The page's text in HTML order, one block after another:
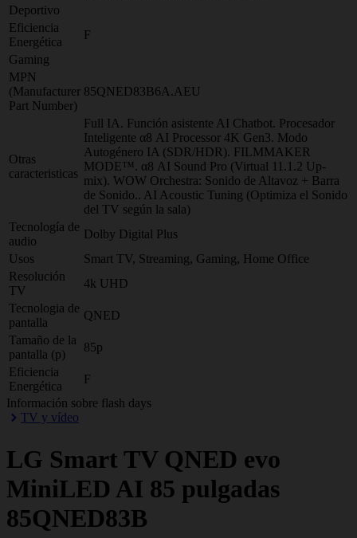
Deportivo
Eficiencia
Energética
F
Gaming
MPN
(Manufacturer
Part Number)
85QNED83B6A.AEU
Otras
caracteristicas
Full IA. Función asistente AI Chatbot. Procesador
Inteligente α8 AI Processor 4K Gen3. Modo
Autogénero IA (SDR/HDR). FILMMAKER
MODE™. α8 AI Sound Pro (Virtual 11.1.2 Up-
mix). WOW Orchestra: Sonido de Altavoz + Barra
de Sonido.. AI Acoustic Tuning (Optimiza el Sonido
del TV según la sala)
Tecnología de
audio
Dolby Digital Plus
Usos
Smart TV, Streaming, Gaming, Home Office
Resolución
TV
4k UHD
Tecnologia de
pantalla
QNED
Tamaño de la
pantalla (p)
85p
Eficiencia
Energética
F
Información sobre flash days
TV y vídeo
LG Smart TV QNED evo
MiniLED AI 85 pulgadas
85QNED83B